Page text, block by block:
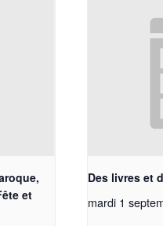
et
Des livres et
mardi 1